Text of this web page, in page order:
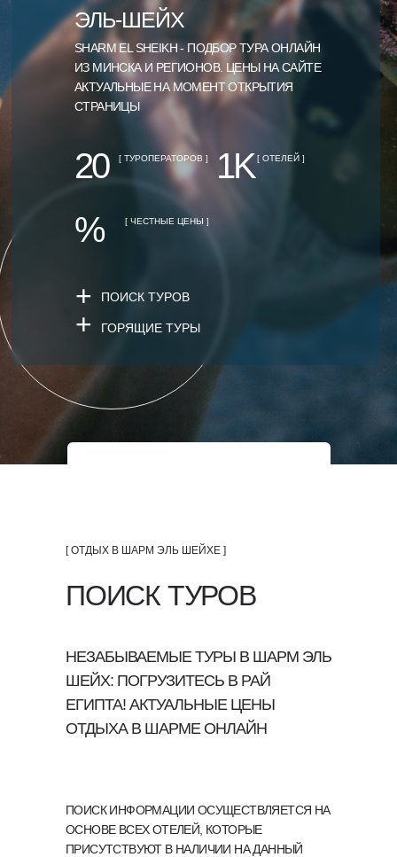
ЭЛЬ-ШЕЙХ
SHARM EL SHEIKH - ПОДБОР ТУРА ОНЛАЙН
ИЗ МИНСКА И РЕГИОНОВ. ЦЕНЫ НА САЙТЕ
АКТУАЛЬНЫЕ НА МОМЕНТ ОТКРЫТИЯ
СТРАНИЦЫ
20
1K
%
[ ТУРОПЕРАТОРОВ ] [ ОТЕЛЕЙ ]
[ ЧЕСТНЫЕ ЦЕНЫ ]
ГОРЯЩИЕ ТУРЫ
ПОИСК ТУРОВ
+
+
[ ОТДЫХ В ШАРМ ЭЛЬ ШЕЙХЕ ]
ПОИСК ТУРОВ
НЕЗАБЫВАЕМЫЕ ТУРЫ В ШАРМ ЭЛЬ
ШЕЙХ: ПОГРУЗИТЕСЬ В РАЙ
ЕГИПТА! АКТУАЛЬНЫЕ ЦЕНЫ
ОТДЫХА В ШАРМЕ ОНЛАЙН
ПОИСК ИНФОРМАЦИИ ОСУЩЕСТВЛЯЕТСЯ НА
ОСНОВЕ ВСЕХ ОТЕЛЕЙ, КОТОРЫЕ
ПРИСУТСТВУЮТ В НАЛИЧИИ НА ДАННЫЙ